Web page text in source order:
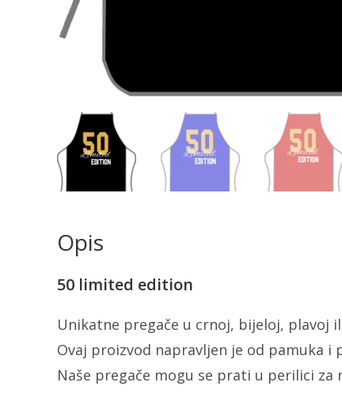
Opis
50 limited edition
Unikatne pregače u crnoj, bijeloj, plavoj
Ovaj proizvod napravljen je od pamuka
Naše pregače mogu se prati u perilici